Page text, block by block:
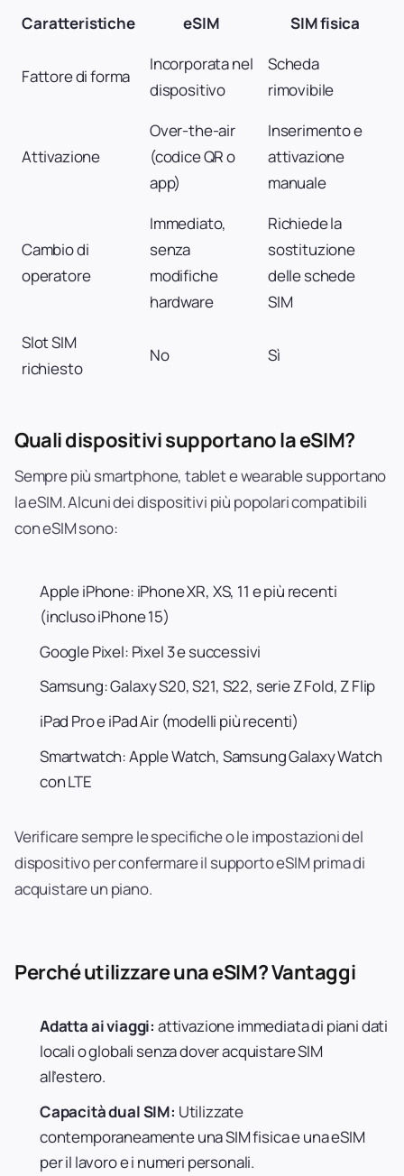
Caratteristiche eSIM SIM fisica
Fattore di forma
Incorporata nel
dispositivo
Scheda
rimovibile
Attivazione
Over-the-air
(codice QR o
app)
Inserimento e
attivazione
manuale
Cambio di
operatore
Immediato,
senza
modifiche
hardware
Richiede la
sostituzione
delle schede
SIM
Slot SIM
richiesto
No Sì
Quali dispositivi supportano la eSIM?
Sempre più smartphone, tablet e wearable supportano
la eSIM. Alcuni dei dispositivi più popolari compatibili
con eSIM sono:
Apple iPhone: iPhone XR, XS, 11 e più recenti
(incluso iPhone 15)
Google Pixel: Pixel 3 e successivi
Samsung: Galaxy S20, S21, S22, serie Z Fold, Z Flip
iPad Pro e iPad Air (modelli più recenti)
Smartwatch: Apple Watch, Samsung Galaxy Watch
con LTE
Verificare sempre le specifiche o le impostazioni del
dispositivo per confermare il supporto eSIM prima di
acquistare un piano.
Perché utilizzare una eSIM? Vantaggi
Adatta ai viaggi: attivazione immediata di piani dati
locali o globali senza dover acquistare SIM
all’estero.
Capacità dual SIM: Utilizzate
contemporaneamente una SIM fisica e una eSIM
per il lavoro e i numeri personali.